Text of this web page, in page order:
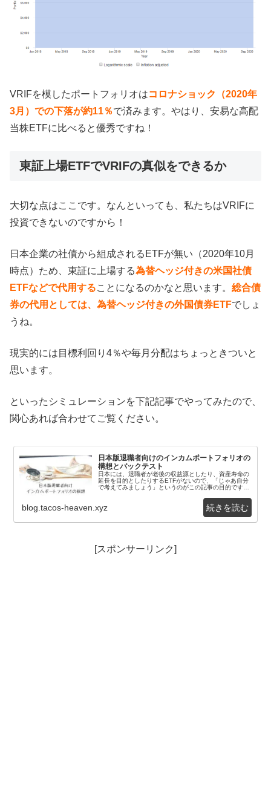
VRIFを模したポートフォリオはコロナショック（2020年
3月）での下落が約11％で済みます。やはり、安易な高配
当株ETFに比べると優秀ですね！
東証上場ETFでVRIFの真似をできるか
大切な点はここです。なんといっても、私たちはVRIFに
投資できないのですから！
日本企業の社債から組成されるETFが無い（2020年10月
時点）ため、東証に上場する為替ヘッジ付きの米国社債
ETFなどで代用することになるのかなと思います。 総合債
券の代用としては、為替ヘッジ付きの外国債券ETFでしょ
うね。
現実的には目標利回り4％や毎月分配はちょっときついと
思います。
といったシミュレーションを下記記事でやってみたので、
関心あれば合わせてご覧ください。
日本版退職者向けのインカムポートフォリオの
構想とバックテスト
日本には、退職者が老後の収益源としたり、資産寿命の
延長を目的としたりするETFがないので、「じゃあ自分
で考えてみましょう」というのがこの記事の目的です。
blog.tacos-heaven.xyz
[スポンサーリンク]